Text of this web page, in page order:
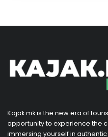
Kajak.mk is the new era of
opportunity to experience the
immersing yourself in